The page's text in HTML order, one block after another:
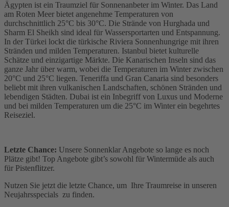
Ägypten ist ein Traumziel für Sonnenanbeter im Winter. Das Land
am Roten Meer bietet angenehme Temperaturen von
durchschnittlich 25°C bis 30°C. Die Strände von Hurghada und
Sharm El Sheikh sind ideal für Wassersportarten und Entspannung.
In der Türkei lockt die türkische Riviera Sonnenhungrige mit ihren
Stränden und milden Temperaturen. Istanbul bietet kulturelle
Schätze und einzigartige Märkte. Die Kanarischen Inseln sind das
ganze Jahr über warm, wobei die Temperaturen im Winter zwischen
20°C und 25°C liegen. Teneriffa und Gran Canaria sind besonders
beliebt mit ihren vulkanischen Landschaften, schönen Stränden und
lebendigen Städten. Dubai ist ein Inbegriff von Luxus und Moderne
und bei milden Temperaturen um die 25°C im Winter ein begehrtes
Reiseziel.
Letzte Chance: Unsere Sonnenklar Angebote so lange es noch
Plätze gibt! Top Angebote gibt’s sowohl für Wintermüde als auch
für Pistenflitzer.
Nutzen Sie jetzt die letzte Chance, um Ihre Traumreise in unseren
Neujahrsspecials zu finden.